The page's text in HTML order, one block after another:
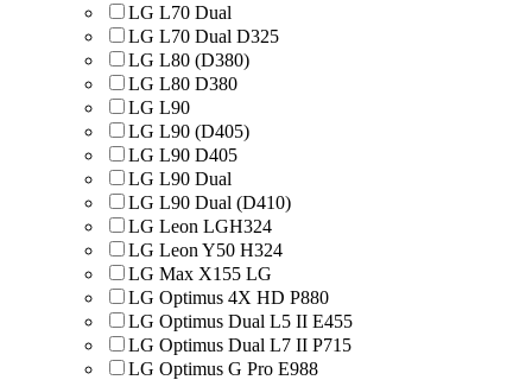
LG L70 Dual
LG L70 Dual D325
LG L80 (D380)
LG L80 D380
LG L90
LG L90 (D405)
LG L90 D405
LG L90 Dual
LG L90 Dual (D410)
LG Leon LGH324
LG Leon Y50 H324
LG Max X155 LG
LG Optimus 4X HD P880
LG Optimus Dual L5 II E455
LG Optimus Dual L7 II P715
LG Optimus G Pro E988